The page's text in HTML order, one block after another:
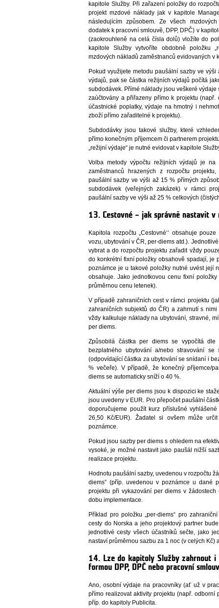
kapitole Služby. Při zařazení položky do
projekt mzdové náklady jak v kapitole
následujícím způsobem. Ze všech
dodatek k pracovní smlouvě, DPP, DPČ) v
(zaokrouhleně na celá čísla dolů) vložíte do
kapitole Služby vytvoříte obdobně položku
mzdových nákladů zaměstnanců evidovaných v
Pokud využijete metodu paušální sazby ve
výdajů, pak se částka režijních výdajů počítá
subdodávek. Přímé náklady jsou veškeré
zaúčtovány a přiřazeny přímo k projektu
účastnické poplatky, výdaje na hmotný i
zboží přímo zařaditelné k projektu).
Subdodávky jsou takové služby, které
přímo konečným příjemcem či partnerem
„režijní výdaje“ je nutné evidovat v kapitole
Volba metody výpočtu režijních výdajů je
zaměstnanců hrazených z rozpočtu
paušální sazby ve výši až 15 % přímých
subdodávek (veřejných zakázek) v rámci
paušální sazby ve výši až 25 % celkových
13. Cestovné – jak správně nastavit v
Kapitola rozpočtu „Cestovné‘‘ obsahuje
vozu, ubytování v ČR, per-diems atd.).
vybrat a do rozpočtu projektu zařadit vždy
do konkrétní fixní položky obsahově spadají, je
poznámce je u takové položky nutné uvést její
obsahuje. Jako jednotkovou cenu fixní
průměrnou cenu letenek).
V případě zahraničních cest v rámci projektu
zahraničních subjektů do ČR) a zahrnutí s
vždy kalkuluje náklady na ubytování, stravné,
per diems.
Způsobilá částka per diems se vypočítá
bezplatného ubytování a/nebo stravování
(odpovídající částka za ubytování se snídaní i
% večeře). V případě, že konečný příjemce/
diems se automaticky sníží o 40 %.
Aktuální výše per diems jsou k dispozici ke
jsou uvedeny v EUR. Pro přepočet paušální
doporučujeme použít kurz příslušné
26,50 Kč/EUR). Žadatel si ovšem může
poznámce.
Pokud jsou sazby per diems s ohledem na
vysoké, je možné nastavit jako paušál nižší
realizace projektu.
Hodnotu paušální sazby, uvedenou v rozpočtu
diems” (příp. uvedenou v poznámce u dané
projektu při vykazování per diems v
dobu implementace.
Příklad pro položku „per-diems“ pro
cesty do Norska a jeho projektový partner
jednotlivé cesty všech účastníků sečte, jako
nastaví průměrnou sazbu za 1 noc (v celých Kč)
14. Lze do kapitoly Služby zahrnout i
formou DPP, DPČ nebo pracovní
Ano, osobní výdaje na pracovníky (ať už v
přímo realizovat aktivity projektu (např.
příp. do kapitoly Publicita.